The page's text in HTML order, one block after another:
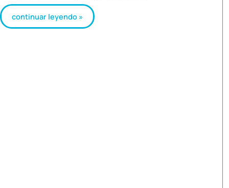
continuar leyendo »